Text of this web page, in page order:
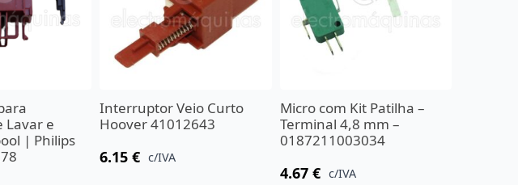
Lavar e
| Philips
Interruptor Veio Curto
Hoover 41012643
6.15€ c/IVA
Micro com Kit Patilha –
Terminal 4,8 mm –
0187211003034
4.67 € c/IVA